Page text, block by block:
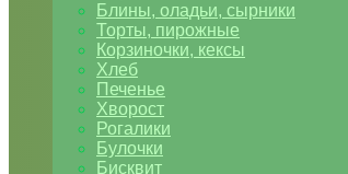
Блины, оладьи, сырники
Торты, пирожные
Корзиночки, кексы
Хлеб
Печенье
Хворост
Рогалики
Булочки
Бисквит